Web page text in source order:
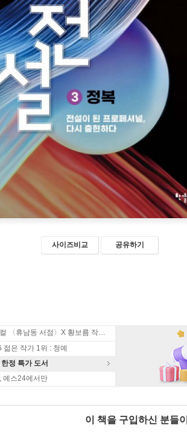
사이즈비교 공유하기
뮤지컬 〈휴남동 서점〉X 황보름 작가 북토크
젊은 작가 1위 : 청예
정 특가 도서
예스24에서만
이 책을 구입하신 분들이